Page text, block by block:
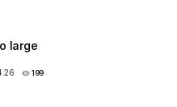
large
199